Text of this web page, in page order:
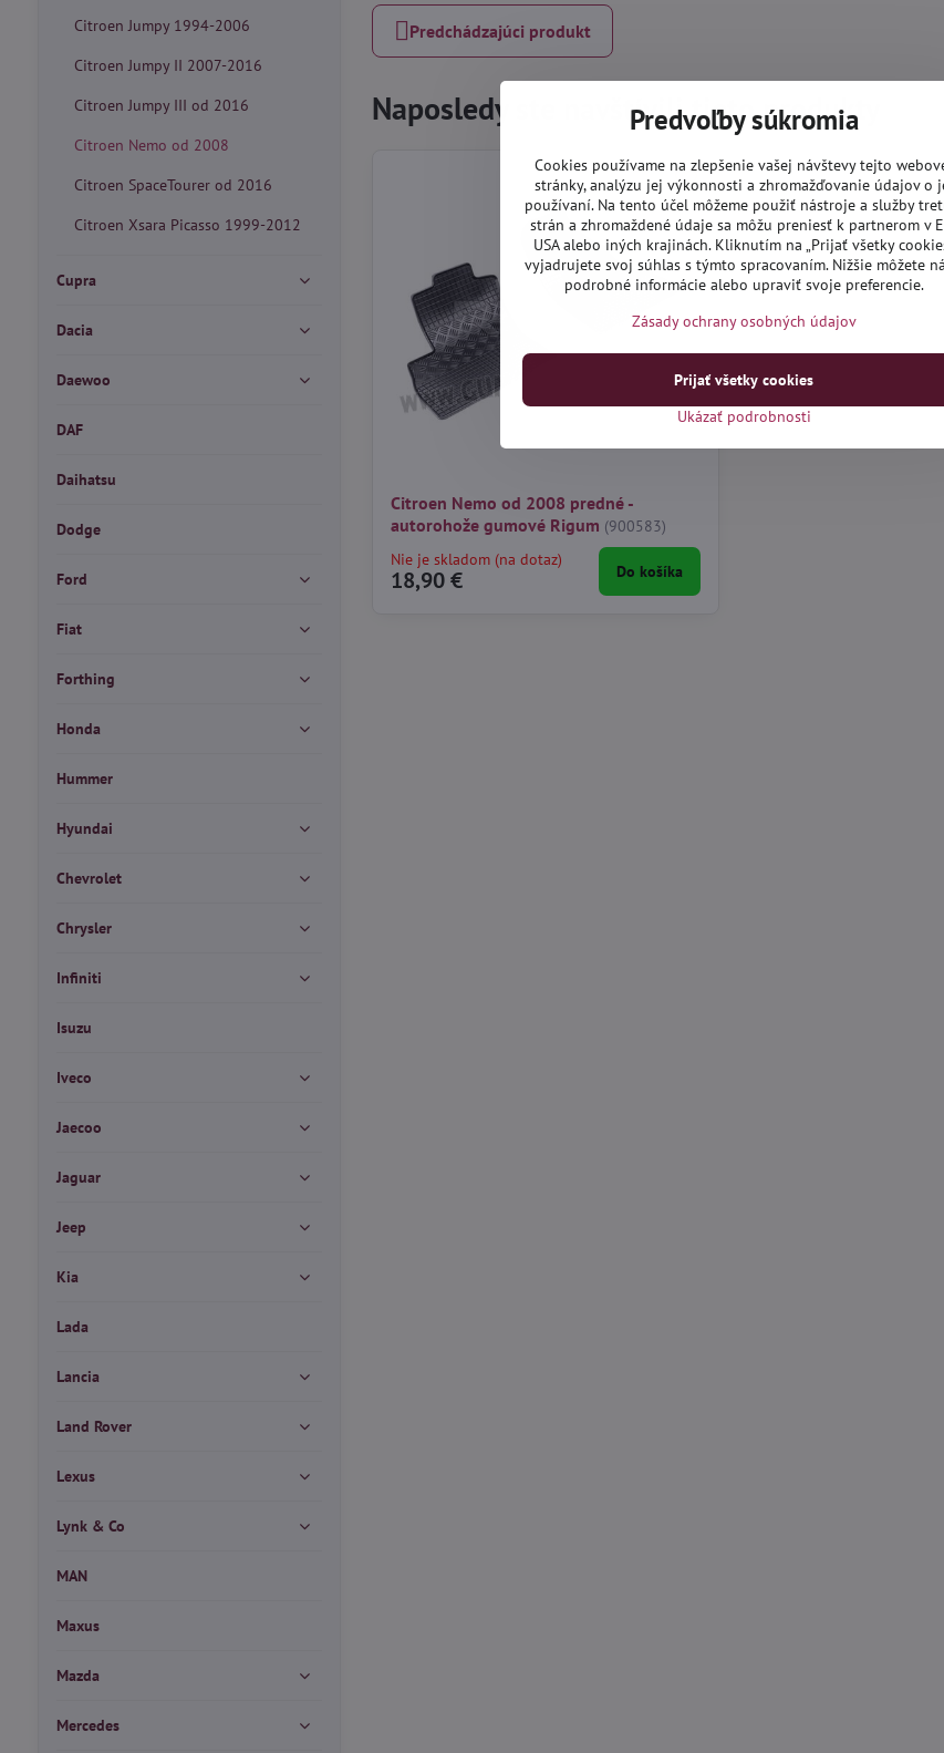
Predchádzajúci produkt
Naposledy ste navštívili tieto produkty
Citroen Nemo od 2008 predné -
autorohože gumové Rigum (900583)
Nie je skladom (na dotaz)
18,90 € Do košíka
Citroen Jumpy 1994-2006
Citroen Jumpy II 2007-2016
Citroen Jumpy III od 2016
Citroen Nemo od 2008
Citroen SpaceTourer od 2016
Citroen Xsara Picasso 1999-2012
Cupra
Dacia
Daewoo
DAF
Daihatsu
Dodge
Ford
Fiat
Forthing
Honda
Hummer
Hyundai
Chevrolet
Chrysler
Infiniti
Isuzu
Iveco
Jaecoo
Jaguar
Jeep
Kia
Lada
Lancia
Land Rover
Lexus
Lynk & Co
MAN
Maxus
Mazda
Mercedes
Predvoľby súkromia
Cookies používame na zlepšenie vašej návštevy tejto
stránky, analýzu jej výkonnosti a zhromažďovanie údajov o
používaní. Na tento účel môžeme použiť nástroje a služby
strán a zhromaždené údaje sa môžu preniesť k partnerom v
USA alebo iných krajinách. Kliknutím na „Prijať všetky
vyjadrujete svoj súhlas s týmto spracovaním. Nižšie môžete
podrobné informácie alebo upraviť svoje preferencie.
Zásady ochrany osobných údajov
Ukázať podrobnosti
Prijať všetky cookies